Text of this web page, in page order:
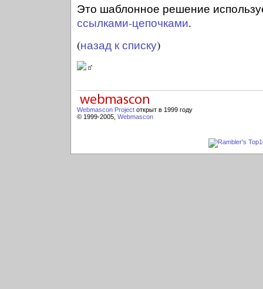
Это шаблонное решение
ссылками-цепочками.
(назад к списку)
Webmascon Project открыт в 1999 году
© 1999-2005, Webmascon